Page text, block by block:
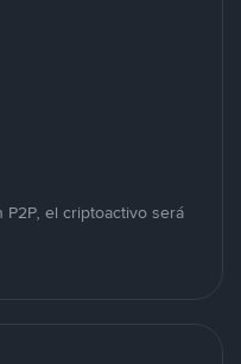
el criptoactivo será